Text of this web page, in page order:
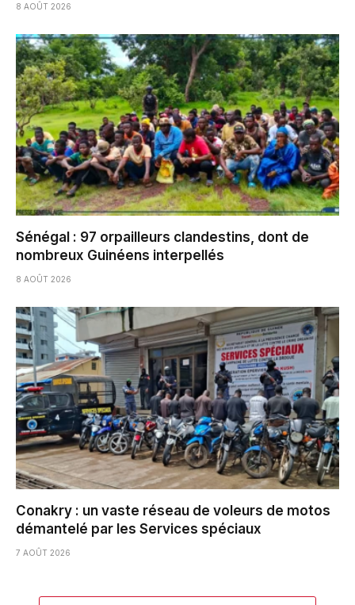
8 AOÛT 2026
Sénégal : 97 orpailleurs clandestins, dont de
nombreux Guinéens interpellés
8 AOÛT 2026
Conakry : un vaste réseau de voleurs de motos
démantelé par les Services spéciaux
7 AOÛT 2026